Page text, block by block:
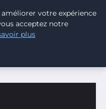
BLOGvotre expérience
acceptez notre
plus